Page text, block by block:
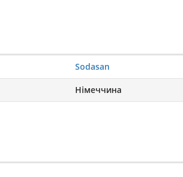
Sodasan
Німеччина